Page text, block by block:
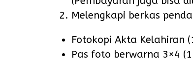
Melengkapi berkas
Fotokopi Akta Kelahiran
Pas foto berwarna 3×4